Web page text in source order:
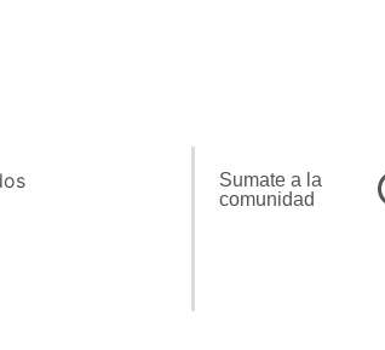
Sumate a la
comunidad